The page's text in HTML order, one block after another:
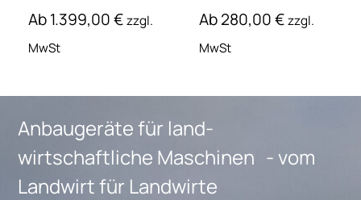
Ab1.399,00€ zzgl.
MwSt
Ab280,00€zzgl.
MwSt
Anbaugeräte für land-
wirtschaftliche Maschinen - vom
Landwirt für Landwirte